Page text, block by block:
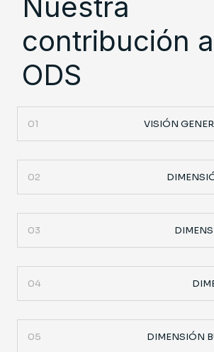
contribución
ODS
01 VISIÓN
02
03
04
05 DIMENSIÓN